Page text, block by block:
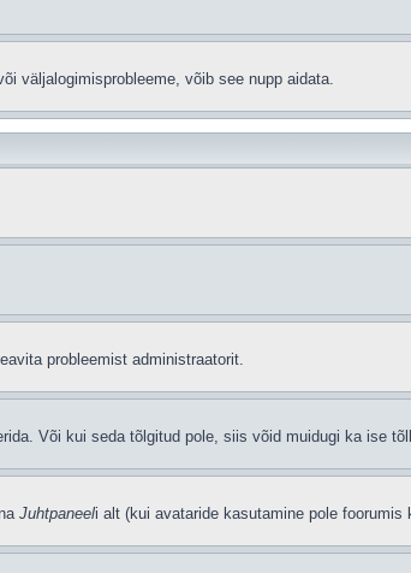
väljalogimisprobleeme, võib see nupp aidata.
probleemist administraatorit.
Või kui seda tõlgitud pole, siis võid muidugi ka ise
Juhtpaneeli alt (kui avataride kasutamine pole foorumis